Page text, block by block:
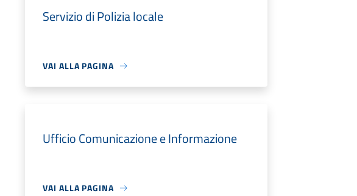
Servizio di Polizia locale
VAI ALLA PAGINA
Ufficio Comunicazione e Informazione
VAI ALLA PAGINA